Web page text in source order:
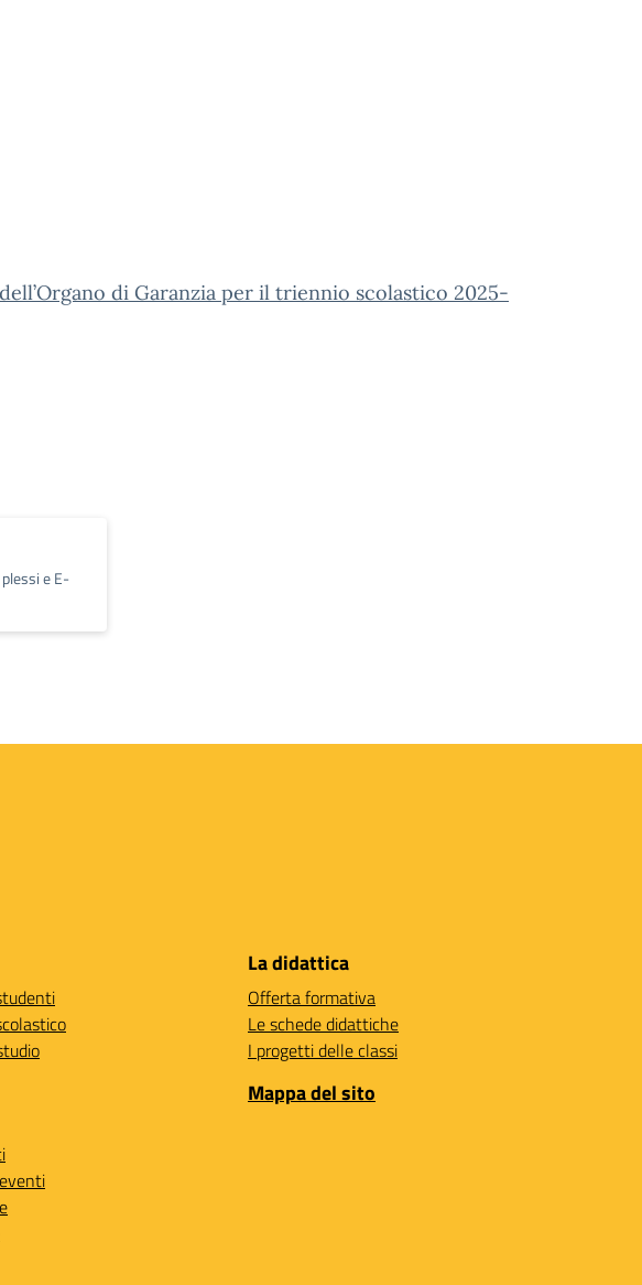
di Garanzia per il triennio scolastico 2025-
e E-
La didattica
Offerta formativa
Le schede didattiche
I progetti delle classi
Mappa del sito